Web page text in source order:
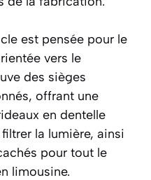
est pensée pour le
vers le
des sièges
offrant une
en dentelle
la lumière, ainsi
pour tout le
limousine.